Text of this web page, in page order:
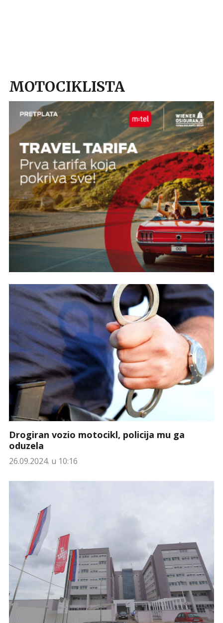
MOTOCIKLISTA
Drogiran vozio motocikl, policija mu ga
oduzela
26.09.2024. u 10:16